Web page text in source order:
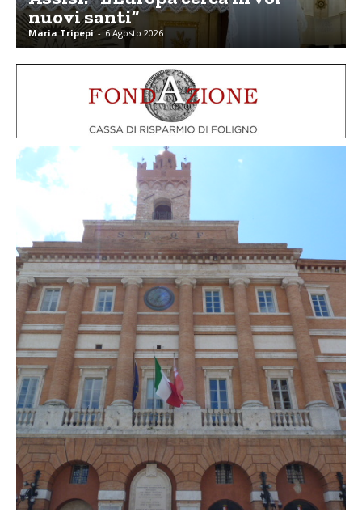
nuovi santi”
Maria Tripepi - 6 Agosto 2026